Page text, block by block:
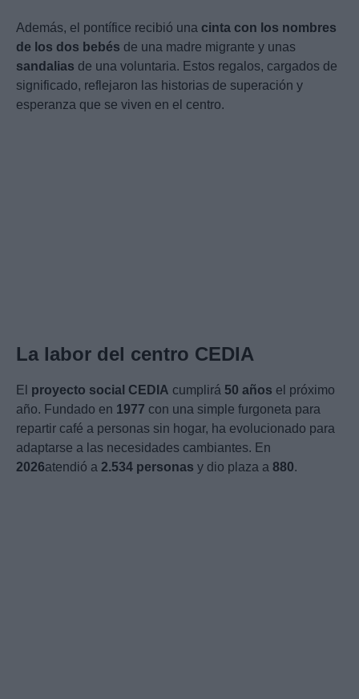
Además, el pontífice recibió una cinta con los nombres
de los dos bebés de una madre migrante y unas
sandalias de una voluntaria. Estos regalos, cargados de
significado, reflejaron las historias de superación y
esperanza que se viven en el centro.
La labor del centro CEDIA
El proyecto social CEDIA cumplirá 50 años el próximo
año. Fundado en 1977 con una simple furgoneta para
repartir café a personas sin hogar, ha evolucionado para
adaptarse a las necesidades cambiantes. En
2026atendió a 2.534 personas y dio plaza a 880.